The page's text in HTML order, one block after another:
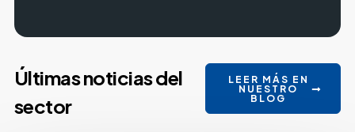
Últimas noticias del
sector
LEER MÁS EN
NUESTRO
BLOG